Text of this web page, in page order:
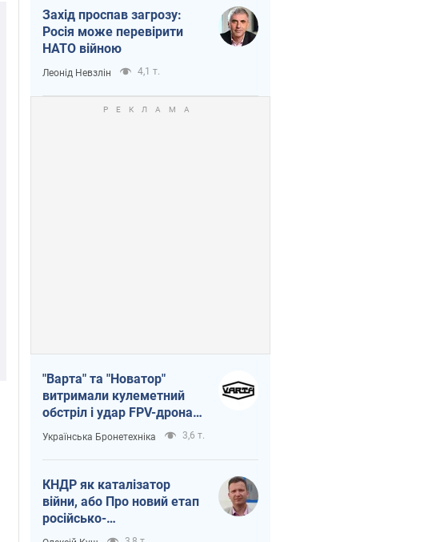
Захід проспав загрозу:
Росія може перевірити
НАТО війною
Леонід Невзлін 4,1 т.
"Варта" та "Новатор"
витримали кулеметний
обстріл і удар FPV-дрона,
врятувавши життя
офіцеру ЗСУ
Українська Бронетехніка 3,6 т.
КНДР як каталізатор
війни, або Про новий етап
російсько-
північнокорейського